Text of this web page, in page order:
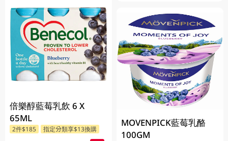
倍樂醇藍莓乳飲 6 X
65ML
2件$185 指定分類享$13換購
MOVENPICK藍莓乳酪
100GM